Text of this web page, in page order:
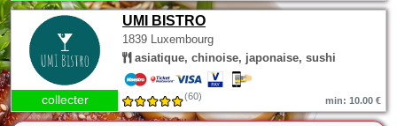
UMI BISTRO
1839 Luxembourg
asiatique, chinoise, japonaise, sushi
collecter (60) min: 10.00 €